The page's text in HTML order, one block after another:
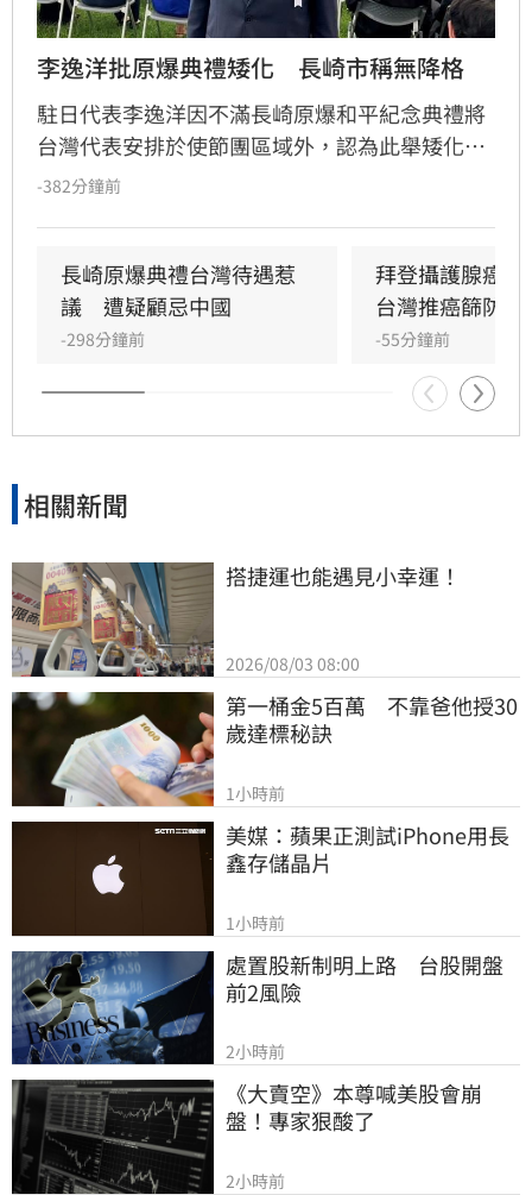
李逸洋批原爆典禮矮化　長崎市稱無降格
駐日代表李逸洋因不滿長崎原爆和平紀念典禮將
台灣代表安排於使節團區域外，認為此舉矮化台
灣國格，決定缺席該活動並表達嚴正抗議。對
-382分鐘前
長崎原爆典禮台灣待遇惹
議　遭疑顧忌中國
-298分鐘前
拜登攝護腺癌
台灣推癌篩防晚
-55分鐘前
相關新聞
搭捷運也能遇見小幸運！
2026/08/03 08:00
第一桶金5百萬　不靠爸他授30
歲達標秘訣
1小時前
美媒：蘋果正測試iPhone用長
鑫存儲晶片
1小時前
處置股新制明上路　台股開盤
前2風險
2小時前
《大賣空》本尊喊美股會崩
盤！專家狠酸了
2小時前